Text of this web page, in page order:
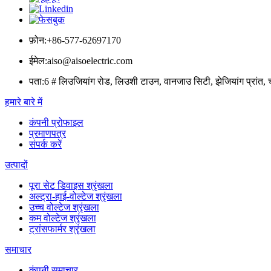
फ़ोन:+86-577-62697170
ईमेल:aiso@aisoelectric.com
पता:6 # लिउजियांग रोड, लिउशी टाउन, वानजाउ सिटी, झेजियांग प्रांत,
हमारे बारे में
कंपनी प्रोफाइल
प्रमाणपत्र
संपर्क करें
उत्पादों
पूरा सेट डिवाइस श्रृंखला
अल्ट्रा-हाई-वोल्टेज श्रृंखला
उच्च वोल्टेज श्रृंखला
कम वोल्टेज श्रृंखला
ट्रांसफार्मर श्रृंखला
समाचार